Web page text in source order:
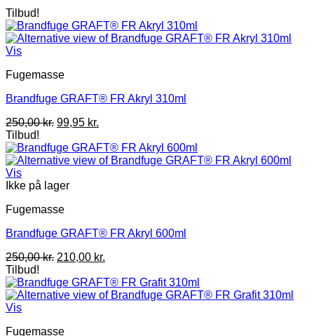
Tilbud!
Vis
Fugemasse
Brandfuge GRAFT® FR Akryl 310ml
250,00kr. Den
pris
var:
99,95 kr.
pris
er:
Tilbud!
Vis
Ikke på lager
Fugemasse
Brandfuge GRAFT® FR Akryl 600ml
250,00kr. Den
pris
var:
210,00 kr.
pris
er:
Tilbud!
Vis
Fugemasse